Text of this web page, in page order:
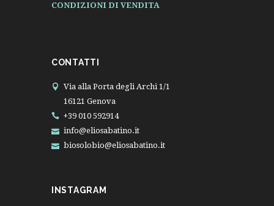
CONDIZIONI DI VENDITA
CONTATTI
Via alla Porta degli Archi 1/1
16121 Genova
+39 010 592914
info@eliosabatino.it
biosolobio@eliosabatino.it
INSTAGRAM